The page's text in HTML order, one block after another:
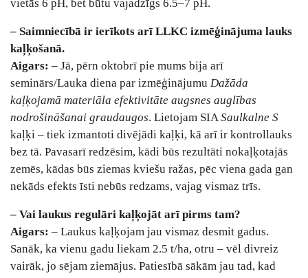
vietās 6 pH, bet būtu vajadzīgs 6.5–7 pH.
– Saimniecībā ir ierīkots arī LLKC izmēģinājuma lauks
kaļķošanā.
Aigars: – Jā, pērn oktobrī pie mums bija arī
seminārs/Lauka diena par izmēģinājumu Dažāda
kaļķojamā materiāla efektivitāte augsnes auglības
nodrošināšanai graudaugos. Lietojam SIASaulkalne S
kaļķi – tiek izmantoti divējādi kaļķi, kā arī ir kontrollauks
bez tā. Pavasarī redzēsim, kādi būs rezultāti nokaļķotajās
zemēs, kādas būs ziemas kviešu ražas, pēc viena gada gan
nekāds efekts īsti nebūs redzams, vajag vismaz trīs.
– Vai laukus regulāri kaļķojāt arī pirms tam?
Aigars: – Laukus kaļķojam jau vismaz desmit gadus.
Sanāk, ka vienu gadu liekam 2.5 t/ha, otru – vēl divreiz
vairāk, jo sējam ziemājus. Patiesībā sākām jau tad, kad